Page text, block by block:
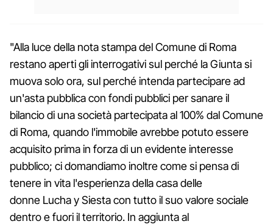
"Alla luce della nota stampa del Comune di Roma
restano aperti gli interrogativi sul perché la Giunta si
muova solo ora, sul perché intenda partecipare ad
un'asta pubblica con fondi pubblici per sanare il
bilancio di una società partecipata al 100% dal Comune
di Roma, quando l'immobile avrebbe potuto essere
acquisito prima in forza di un evidente interesse
pubblico; ci domandiamo inoltre come si pensa di
tenere in vita l'esperienza della casa delle
donne Lucha y Siesta con tutto il suo valore sociale
dentro e fuori il territorio. In aggiunta al